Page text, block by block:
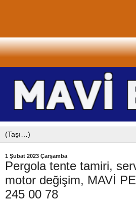
1 Şubat 2023 Çarşamba
Pergola tente tamiri,
motor değişim, MAVİ
245 00 78